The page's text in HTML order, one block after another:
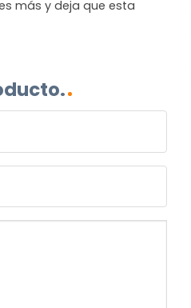
más y deja que esta